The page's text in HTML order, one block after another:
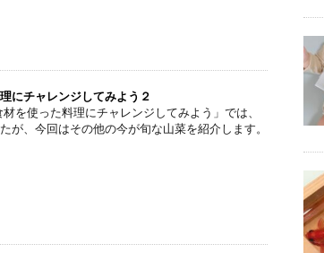
にチャレンジしてみよう２
を使った料理にチャレンジしてみよう」では、
が、今回はその他の今が旬な山菜を紹介します。